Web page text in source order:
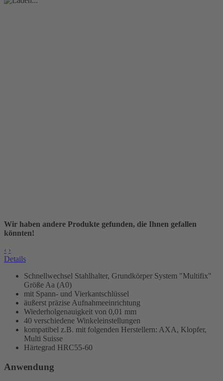
Wir haben andere Produkte gefunden, die Ihnen gefallen
könnten!
‹ ›
Details
Schnellwechsel Stahlhalter, Grundkörper System "Multifix"
Größe Aa (A0)
mit Spann- und Vierkantschlüssel
äußerst präzise Aufnahmeeinrichtung
Wiederholgenauigkeit von 0,01 mm
40 verschiedene Winkeleinstellungen
kompatibel z.B. mit folgenden Herstellern: AXA, Klopfer,
Multi Suisse
Härtegrad HRC55-60
Anwendung